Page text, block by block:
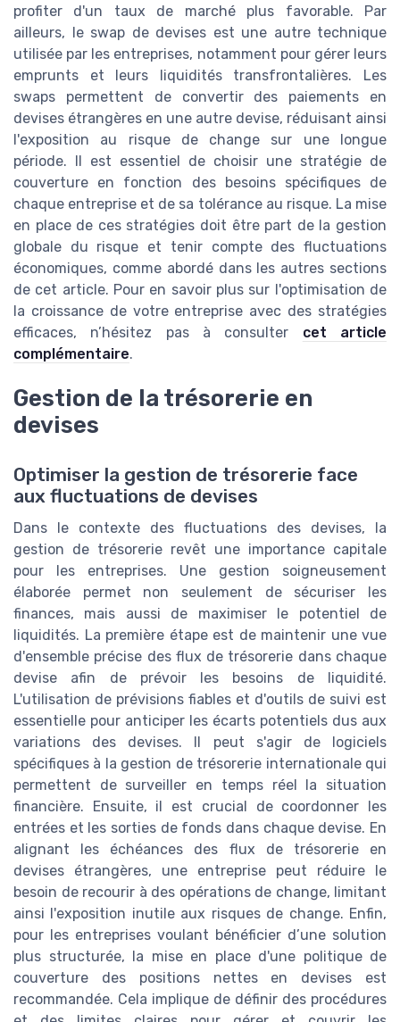
profiter d'un taux de marché plus favorable. Par
ailleurs, le swap de devises est une autre technique
utilisée par les entreprises, notamment pour gérer leurs
emprunts et leurs liquidités transfrontalières. Les
swaps permettent de convertir des paiements en
devises étrangères en une autre devise, réduisant ainsi
l'exposition au risque de change sur une longue
période. Il est essentiel de choisir une stratégie de
couverture en fonction des besoins spécifiques de
chaque entreprise et de sa tolérance au risque. La mise
en place de ces stratégies doit être part de la gestion
globale du risque et tenir compte des fluctuations
économiques, comme abordé dans les autres sections
de cet article. Pour en savoir plus sur l'optimisation de
la croissance de votre entreprise avec des stratégies
efficaces, n’hésitez pas à consulter cet article
complémentaire.
Gestion de la trésorerie en
devises
Optimiser la gestion de trésorerie face
aux fluctuations de devises
Dans le contexte des fluctuations des devises, la
gestion de trésorerie revêt une importance capitale
pour les entreprises. Une gestion soigneusement
élaborée permet non seulement de sécuriser les
finances, mais aussi de maximiser le potentiel de
liquidités. La première étape est de maintenir une vue
d'ensemble précise des flux de trésorerie dans chaque
devise afin de prévoir les besoins de liquidité.
L'utilisation de prévisions fiables et d'outils de suivi est
essentielle pour anticiper les écarts potentiels dus aux
variations des devises. Il peut s'agir de logiciels
spécifiques à la gestion de trésorerie internationale qui
permettent de surveiller en temps réel la situation
financière. Ensuite, il est crucial de coordonner les
entrées et les sorties de fonds dans chaque devise. En
alignant les échéances des flux de trésorerie en
devises étrangères, une entreprise peut réduire le
besoin de recourir à des opérations de change, limitant
ainsi l'exposition inutile aux risques de change. Enfin,
pour les entreprises voulant bénéficier d’une solution
plus structurée, la mise en place d'une politique de
couverture des positions nettes en devises est
recommandée. Cela implique de définir des procédures